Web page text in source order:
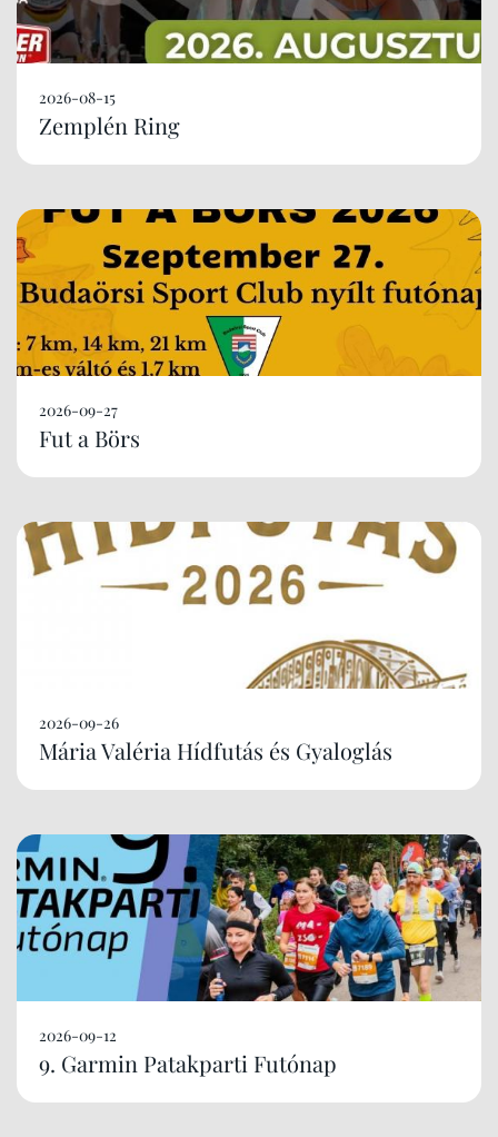
2026-08-15
Zemplén Ring
2026-09-27
Fut a Börs
2026-09-26
Mária Valéria Hídfutás és Gyaloglás
2026-09-12
9. Garmin Patakparti Futónap